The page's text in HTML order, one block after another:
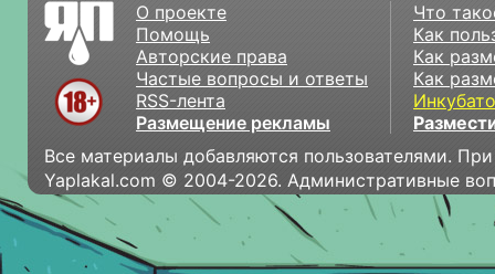
О проекте
Помощь
Авторские права
Частые вопросы и ответы
RSS-лента
Размещение рекламы
Что
Как
Как
Как
Все материалы добавляются пользователями.
Yaplakal.com © 2004-2026. Административные